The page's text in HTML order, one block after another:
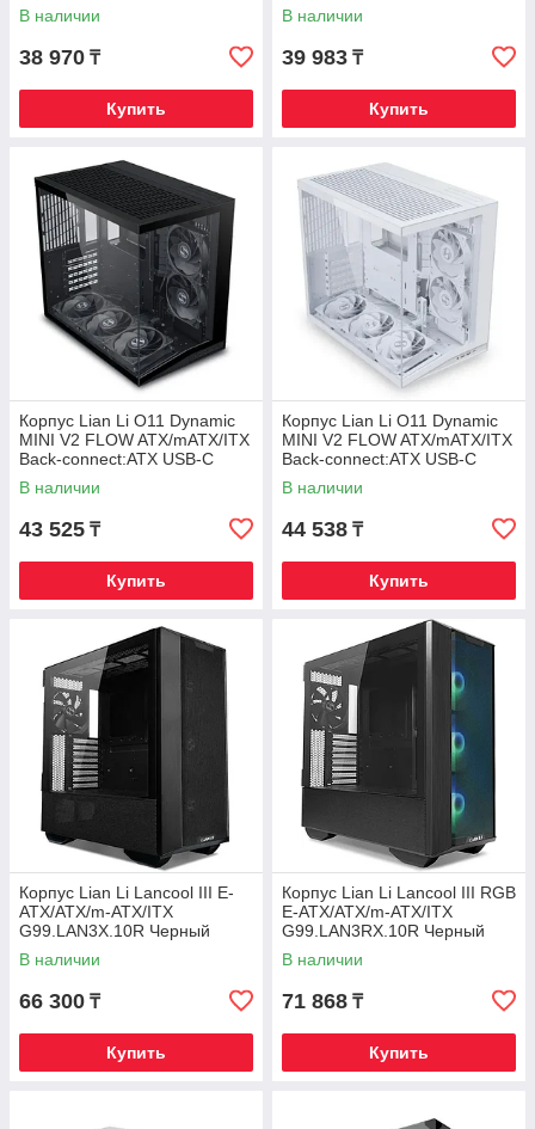
G99.O11DMIV2X.00 Черный
В наличии
38 970 ₸
Купить
G99.O11DMIV2W.00 Белый
В наличии
39 983 ₸
Купить
Корпус Lian Li O11 Dynamic
MINI V2 FLOW ATX/mATX/ITX
Back-connect:ATX USB-C
G99.O11DMIV2FX.00 Черный
В наличии
43 525 ₸
Купить
Корпус Lian Li O11 Dynamic
MINI V2 FLOW ATX/mATX/ITX
Back-connect:ATX USB-C
G99.O11DMIV2FW.00 Белый
В наличии
44 538 ₸
Купить
Корпус Lian Li Lancool III E-
ATX/ATX/m-ATX/ITX
G99.LAN3X.10R Черный
В наличии
66 300 ₸
Купить
Корпус Lian Li Lancool III RGB
E-ATX/ATX/m-ATX/ITX
G99.LAN3RX.10R Черный
В наличии
71 868 ₸
Купить